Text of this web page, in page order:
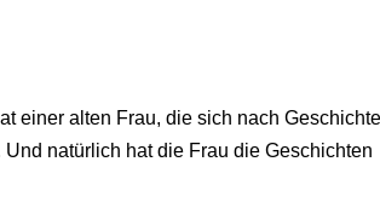
einer alten Frau, die sich nach
natürlich hat die Frau die Geschichten